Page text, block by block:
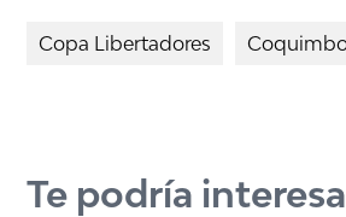
Copa Libertadores
Te podría